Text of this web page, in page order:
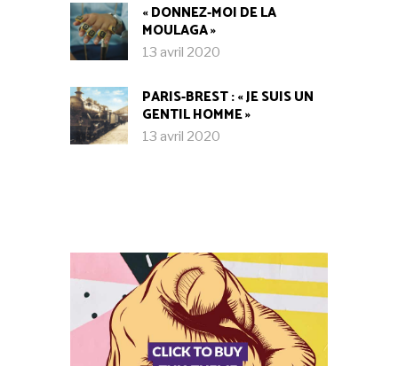
« DONNEZ-MOI DE LA
MOULAGA »
13 avril 2020
PARIS-BREST : « JE SUIS UN
GENTIL HOMME »
13 avril 2020